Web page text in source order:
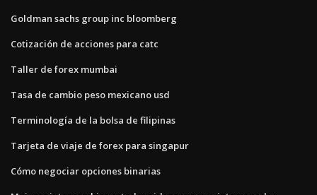
Goldman sachs group inc bloomberg
Cotización de acciones para catc
Taller de forex mumbai
Tasa de cambio peso mexicano usd
Terminología de la bolsa de filipinas
Tarjeta de viaje de forex para singapur
Cómo negociar opciones binarias